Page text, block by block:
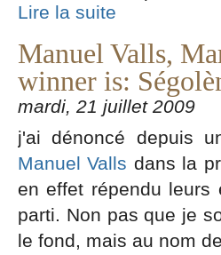
Lire la suite
Manuel Valls,
winner is:
mardi, 21 juillet 2009
j'ai dénoncé depuis
Manuel Valls dans la
en effet répendu leurs
parti. Non pas que je
le fond, mais au nom